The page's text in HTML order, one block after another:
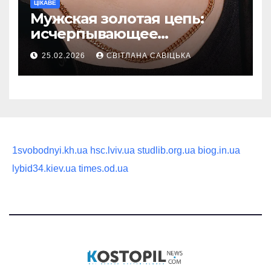
ЦІКАВЕ
Мужская золотая цепь:
исчерпывающее
руководство по выбору
статусного украшения
25.02.2026 СВІТЛАНА САВІЦЬКА
1svobodnyi.kh.ua hsc.lviv.ua studlib.org.ua biog.in.ua
lybid34.kiev.ua times.od.ua